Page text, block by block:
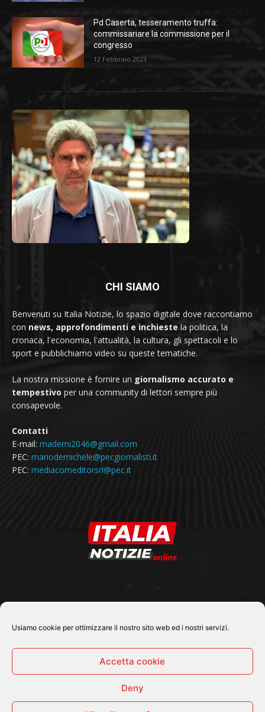
Usiamo cookie per ottimizzare il nostro sito web ed i nostri servizi.
Accetta cookie
Deny
Pd Caserta, tesseramento truffa:
commissariare la commissione per il
congresso
12 Febbraio 2023
CHI SIAMO
Benvenuti su Italia Notizie, lo spazio digitale dove raccontiamo
con news, approfondimenti e inchieste la politica, la
cronaca, l'economia, l'attualità, la cultura, gli spettacoli e lo
sport e pubblichiamo video su queste tematiche.
La nostra missione è fornire un giornalismo accurato e
tempestivo per una community di lettori sempre più
consapevole.
Contatti
E-mail: mademi2046@gmail.com
PEC: mariodemichele@pecgiornalisti.it
PEC: mediacomeditorsrl@pec.it
© 2026 Tutti i diritti riservati - Italia Notizie .online |